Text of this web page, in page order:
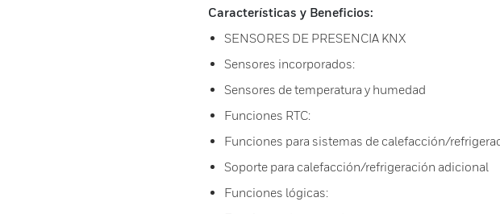
Características y Beneficios:
SENSORES DE PRESENCIA KNX
Sensores incorporados:
Sensores de temperatura y humedad
Funciones RTC:
Funciones para sistemas de calefacción/
Soporte para calefacción/refrigeración adicional
Funciones lógicas: